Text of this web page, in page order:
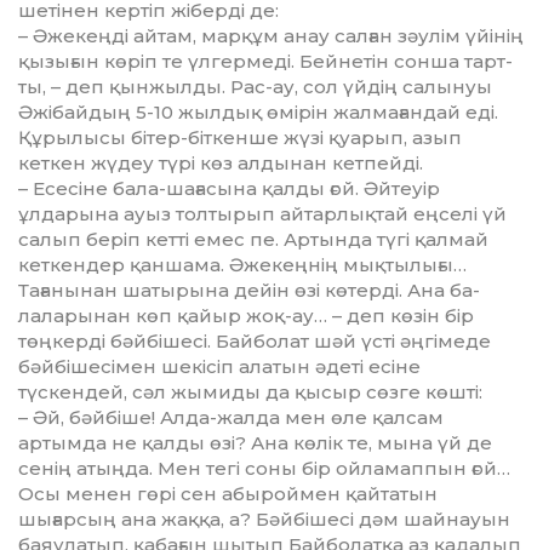
шетінен кертіп жіберді де:
– Әжекеңді айтам, марқұм анау сал­ған зәулім үйінің
қызығын көріп те үлгермеді. Бейнетін сонша тарт­
ты, – деп қынжылды. Рас-ау, сол үй­дің салынуы
Әжібайдың 5-10 жыл­дық өмірін жалмағандай еді.
Құ­рылысы бітер-біткенше жүзі қуа­рып, азып
кеткен жүдеу түрі көз ал­дынан кетпейді.
– Есесіне бала-шағасына қалды ғой. Әйтеуір
ұлдарына ауыз тол­ты­рып айтарлықтай еңселі үй
салып бе­ріп кетті емес пе. Артында түгі қал­май
кеткендер қаншама. Әже­кең­нің мықтылығы…
Тағанынан ша­тырына дейін өзі көтерді. Ана ба­
лаларынан көп қайыр жоқ-ау… – деп көзін бір
төңкерді бәйбішесі. Бай­болат шәй үсті әңгімеде
бәйбі­ше­сімен шекісіп алатын әдеті есіне
түскендей, сәл жымиды да қысыр сөзге көшті:
– Әй, бәйбіше! Алда-жалда мен өле қалсам
артымда не қалды өзі? Ана көлік те, мына үй де
сенің атың­да. Мен тегі соны бір ойламаппын ғой…
Осы менен гөрі сен абыроймен қайтатын
шығарсың ана жаққа, а? Бәйбішесі дәм шайнауын
баяулатып, қабағын шытып Байболатқа аз қадалып